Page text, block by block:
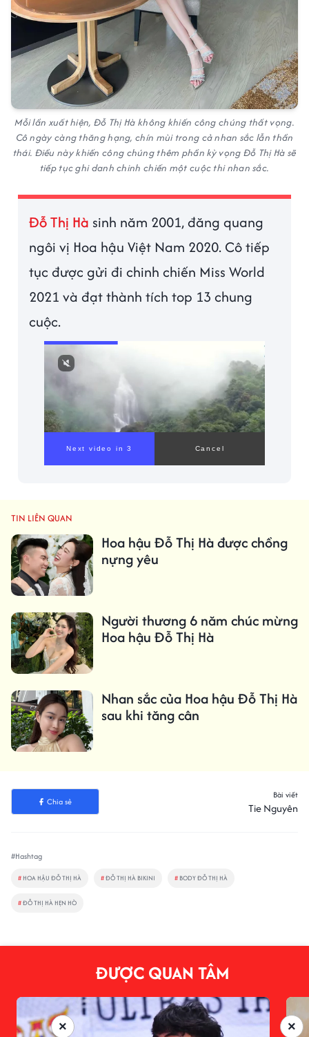
Mỗi lần xuất hiện, Đỗ Thị Hà không khiến công chúng thất vọng.
Cô ngày càng thăng hạng, chín mùi trong cả nhan sắc lẫn thần
thái. Điều này khiến công chúng thêm phần kỳ vọng Đỗ Thị Hà sẽ
tiếp tục ghi danh chinh chiến một cuộc thi nhan sắc.
Đỗ Thị Hà sinh năm 2001, đăng quang
ngôi vị Hoa hậu Việt Nam 2020. Cô tiếp
tục được gửi đi chinh chiến Miss World
2021 và đạt thành tích top 13 chung
cuộc.
TIN LIÊN QUAN
Hoa hậu Đỗ Thị Hà được chồng
nựng yêu
Người thương 6 năm chúc mừng
Hoa hậu Đỗ Thị Hà
Nhan sắc của Hoa hậu Đỗ Thị Hà
sau khi tăng cân
Chia sẻ
Bài viết
Tie Nguyên
#Hashtag
# HOA HẬU ĐỖ THỊ HÀ #ĐỖ THỊ HÀ BIKINI # BODY ĐỖ THỊ HÀ
#ĐỖ THỊ HÀ HẸN HÒ
ĐƯỢC QUAN TÂM
×
×